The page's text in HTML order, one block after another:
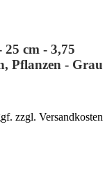
cm - 3,75
Pflanzen - Grau
zzgl. Versandkosten